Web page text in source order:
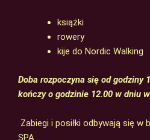
książki
rowery
kije do Nordic Walking
Doba rozpoczyna się od godziny
kończy o godzinie 12.00 w dniu
Zabiegi i posiłki odbywają się w
SPA